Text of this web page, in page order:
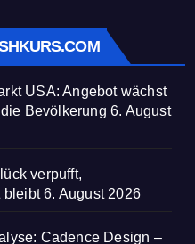
USA: Angebot wächst
Bevölkerung 6. August
verpufft,
bleibt 6. August 2026
Cadence Design –